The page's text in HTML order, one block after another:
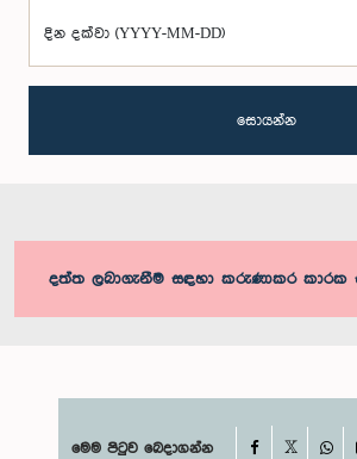
දින දක්වා (YYYY-MM-DD)
සොයන්න
දත්ත ලබාගැනීම සඳහා කරුණාකර කාරක
මෙම පිටුව බෙදාගන්න Facebook